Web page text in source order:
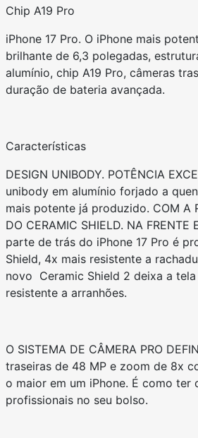
Chip A19 Pro
iPhone 17 Pro. O iPhone mais
brilhante de 6,3 polegadas,
alumínio, chip A19 Pro, câmeras
duração de bateria avançada.
Características
DESIGN UNIBODY. POTÊNCIA
unibody em alumínio forjado a
mais potente já produzido. COM A
DO CERAMIC SHIELD. NA FRENTE
parte de trás do iPhone 17 Pro é
Shield, 4x mais resistente a
novo Ceramic Shield 2 deixa a
resistente a arranhões.
O SISTEMA DE CÂMERA PRO
traseiras de 48 MP e zoom de 8x
o maior em um iPhone. É como ter
profissionais no seu bolso.